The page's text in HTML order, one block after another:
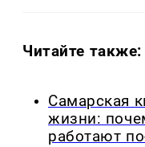
Читайте также:
Самарская
жизни:
работают